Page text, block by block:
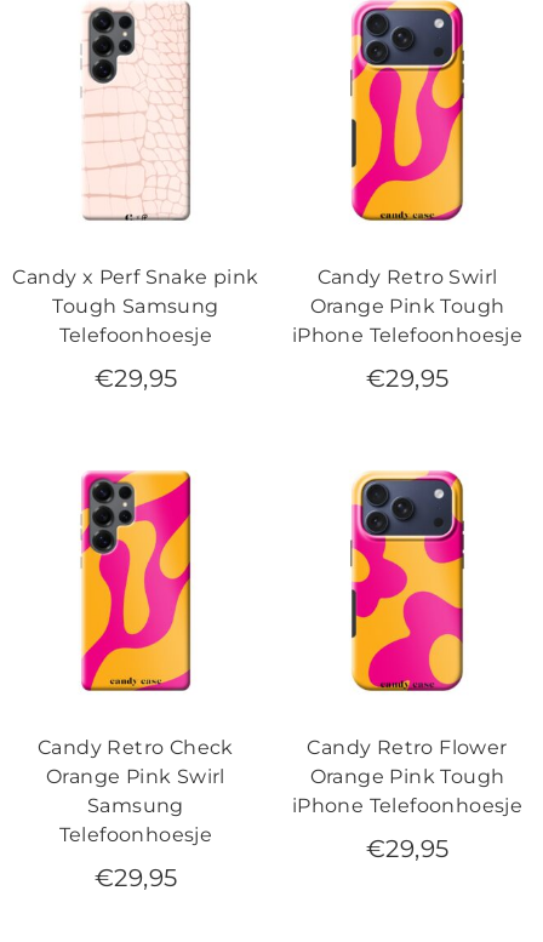
Candy x Perf Snake pink
Tough Samsung
Telefoonhoesje
€29,95
Candy Retro Swirl
Orange Pink Tough
iPhone Telefoonhoesje
€29,95
Candy Retro Check
Orange Pink Swirl
Samsung
Telefoonhoesje
€29,95
Candy Retro Flower
Orange Pink Tough
iPhone Telefoonhoesje
€29,95